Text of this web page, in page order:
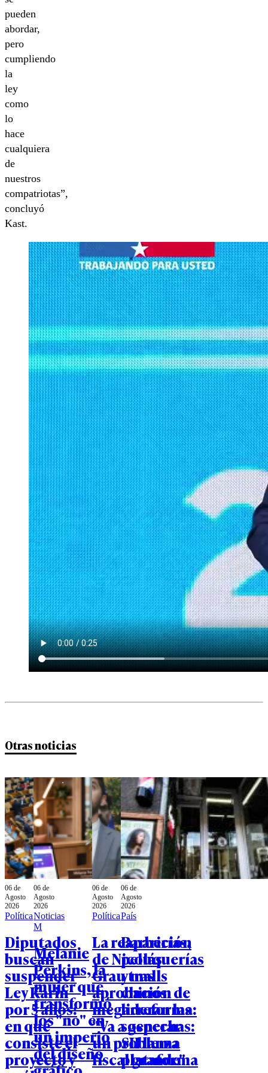
pueden
abordar,
pero
cumpliendo
la
ley
como
lo
hace
cualquiera
de
nuestros
compatriotas”,
concluyó
Kast.
Otras noticias
06 de
Agosto
2026
Política
Diputados
buscan
suspender
Ley Karin
por 5 años:
en qué
consiste el
proyecto y
06 de
Agosto
2026
Noticias
M
Melanie
Perkins, la
mujer que
transformó
los "no" en
un imperio
del diseño
06 de
Agosto
2026
Política
La reaparición
de Nicolás
Grau tras
aprobación de
megarreforma:
"Va a generar
un problema
fiscal grande"
06 de
Agosto
2026
País
Barberías,
peluquerías
y malls
chinos
lideran las
sospechas:
SII lanza
plataforma